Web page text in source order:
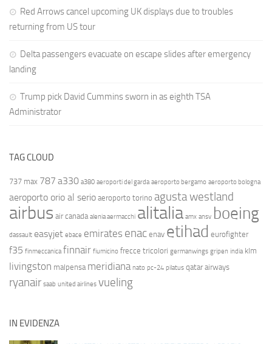
Red Arrows cancel upcoming UK displays due to troubles
returning from US tour
Delta passengers evacuate on escape slides after emergency
landing
Trump pick David Cummins sworn in as eighth TSA
Administrator
TAG CLOUD
737 max 787 a330 a380 aeroporti del garda aeroporto bergamo aeroporto bologna
aeroporto orio al serio aeroporto torino agusta westland
airbus air canada alenia aermacchi alitalia amx ansv boeing
dassault easyjet ebace emirates enac enav etihad eurofighter
f35 finmeccanica finnair fiumicino frecce tricolori germanwings gripen india klm
livingston malpensa meridiana nato pc-24 pilatus qatar airways
ryanair saab united airlines vueling
IN EVIDENZA